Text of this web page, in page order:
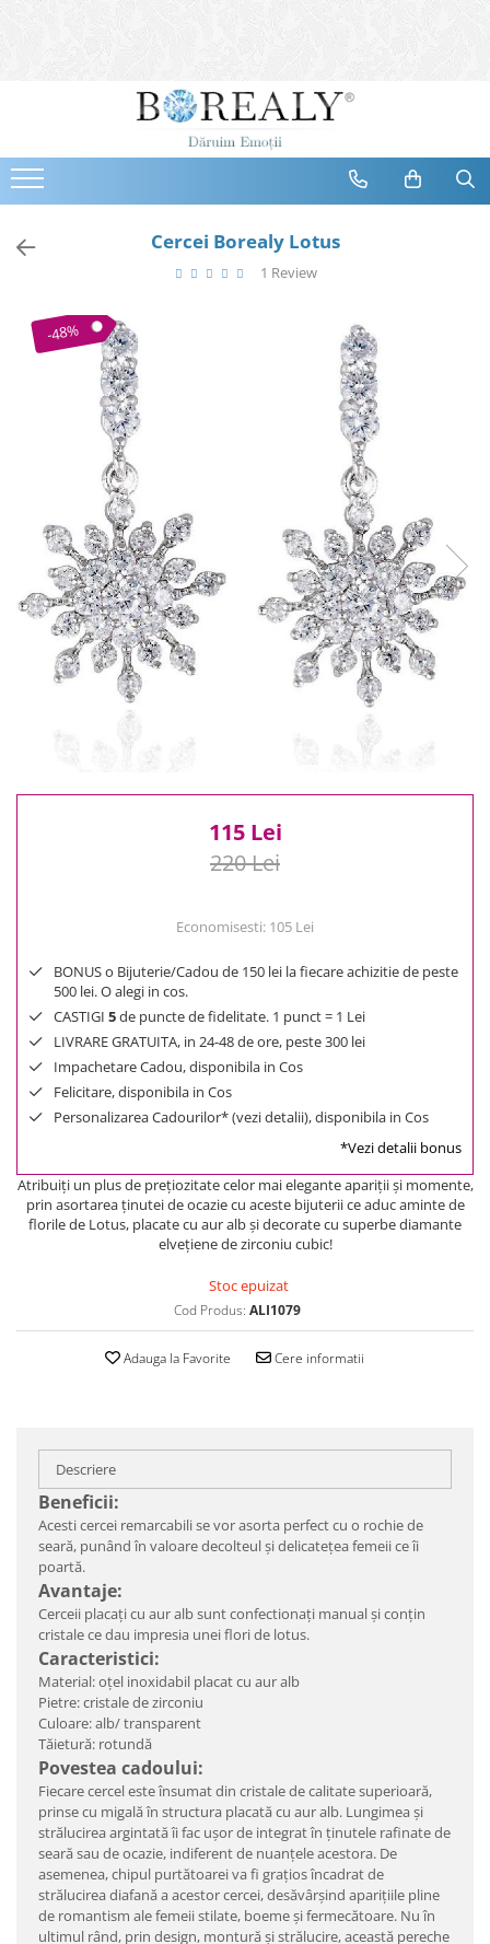
Bijuterii
Cercei
Bratari
Coliere
Tiare
Destinatari
Bijuterii Femei
Bijuterii Copii
Bijuterii Mirese
Cele mai noi
Cele mai vandute
Cele mai votate
Cu video
0 Lei - 100 Lei
100 Lei - 200 Lei
200 Lei - 300 Lei
500 Lei - 1000 Lei
Cercei Borealy Lotus
1 Review
-48%
115 Lei
220 Lei
Economisesti: 105 Lei
BONUS o Bijuterie/Cadou de 150 lei la fiecare achizitie de peste
500 lei. O alegi in cos.
CASTIGI 5de puncte de fidelitate. 1 punct = 1 Lei
LIVRARE GRATUITA, in 24-48 de ore, peste 300 lei
Impachetare Cadou, disponibila in Cos
Felicitare, disponibila in Cos
Personalizarea Cadourilor* (vezi detalii), disponibila in Cos
*Vezi detalii bonus
Atribuiţi un plus de preţiozitate celor mai elegante apariţii şi momente,
prin asortarea ţinutei de ocazie cu aceste bijuterii ce aduc aminte de
florile de Lotus, placate cu aur alb şi decorate cu superbe diamante
elveţiene de zirconiu cubic!
Stoc epuizat
Cod Produs: ALI1079
Adauga la Favorite Cere informatii
Descriere
Beneficii:
Acesti cercei remarcabili se vor asorta perfect cu o rochie de
seară, punând în valoare decolteul şi delicateţea femeii ce îi
poartă.
Avantaje:
Cerceii placați cu aur alb sunt confectionați manual și conțin
cristale ce dau impresia unei flori de lotus.
Caracteristici:
Material: oțel inoxidabil placat cu aur alb
Pietre: cristale de zirconiu
Culoare: alb/ transparent
Tăietură: rotundă
Povestea cadoului:
Fiecare cercel este însumat din cristale de calitate superioară,
prinse cu migală în structura placată cu aur alb. Lungimea şi
strălucirea argintată îi fac uşor de integrat în ţinutele rafinate de
seară sau de ocazie, indiferent de nuanţele acestora. De
asemenea, chipul purtătoarei va fi graţios încadrat de
strălucirea diafană a acestor cercei, desăvârşind apariţiile pline
de romantism ale femeii stilate, boeme şi fermecătoare. Nu în
ultimul rând, prin design, montură şi strălucire, această pereche